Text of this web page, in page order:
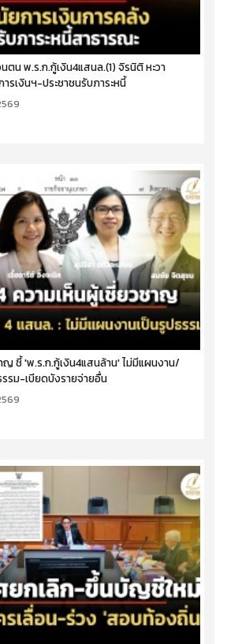
ตน พ.ร.ก.กู้เงิน4แสนล.(1) จิรนิติ หะวา
รเงินฯ-ประชาชนรับภาระหนี้
ญ ชี้ 'พ.ร.ก.กู้เงิน4แสนล้าน' ไม่มีแผนงาน/
รรม-เบียดบังรายจ่ายอื่น